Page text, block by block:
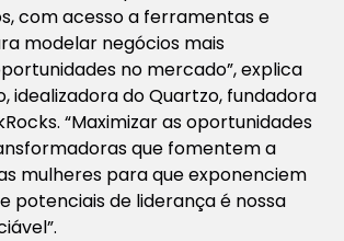
com acesso a ferramentas e
modelar negócios mais
no mercado”, explica
idealizadora do Quartzo, fundadora
“Maximizar as oportunidades
que fomentem a
mulheres para que exponenciem
potenciais de liderança é nossa